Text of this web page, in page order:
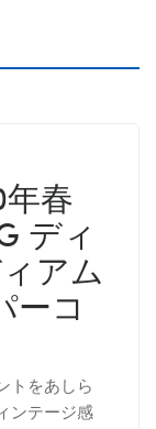
春
ディ
アム
ーコ
トをあしら
ンテージ感